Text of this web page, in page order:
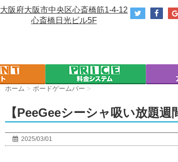
大阪府大阪市中央区心斎橋筋1-4-12
心斎橋日光ビル5F
ホーム > ボードゲームバー >
【PeeGeeシーシャ吸い放題週
2025/03/01